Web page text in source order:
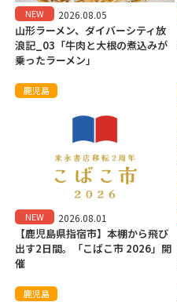
NEW 2026.08.05
山形ラーメン、ダイバーシティ放
浪記_03「牛肉と大根の煮込みが
乗ったラーメン」
鹿児島
NEW 2026.08.01
【鹿児島県指宿市】本棚から飛び
出す2日間。「こばこ市 2026」開
催
鹿児島